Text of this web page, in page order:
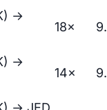
→
18×
→
14×